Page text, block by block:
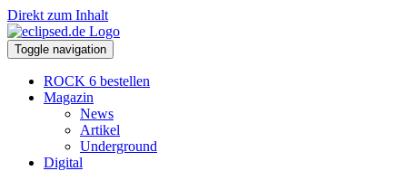
Direkt zum Inhalt
Toggle navigation
ROCK 6 bestellen
Magazin
News
Artikel
Underground
Digital